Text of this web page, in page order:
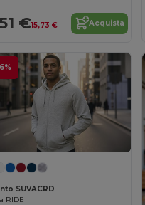
€15,73 € Acquista
SUVACRD
RIDE